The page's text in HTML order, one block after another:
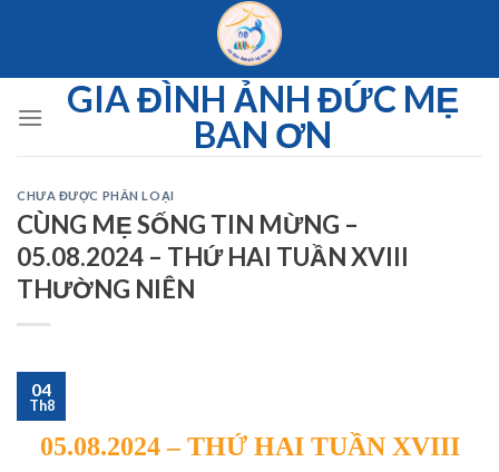
GIA ĐÌNH ẢNH ĐỨC MẸ
BAN ƠN
CHƯA ĐƯỢC PHÂN LOẠI
CÙNG MẸ SỐNG TIN MỪNG –
05.08.2024 – THỨ HAI TUẦN XVIII
THƯỜNG NIÊN
04
Th8
05.08.2024 – THỨ HAI TUẦN XVIII